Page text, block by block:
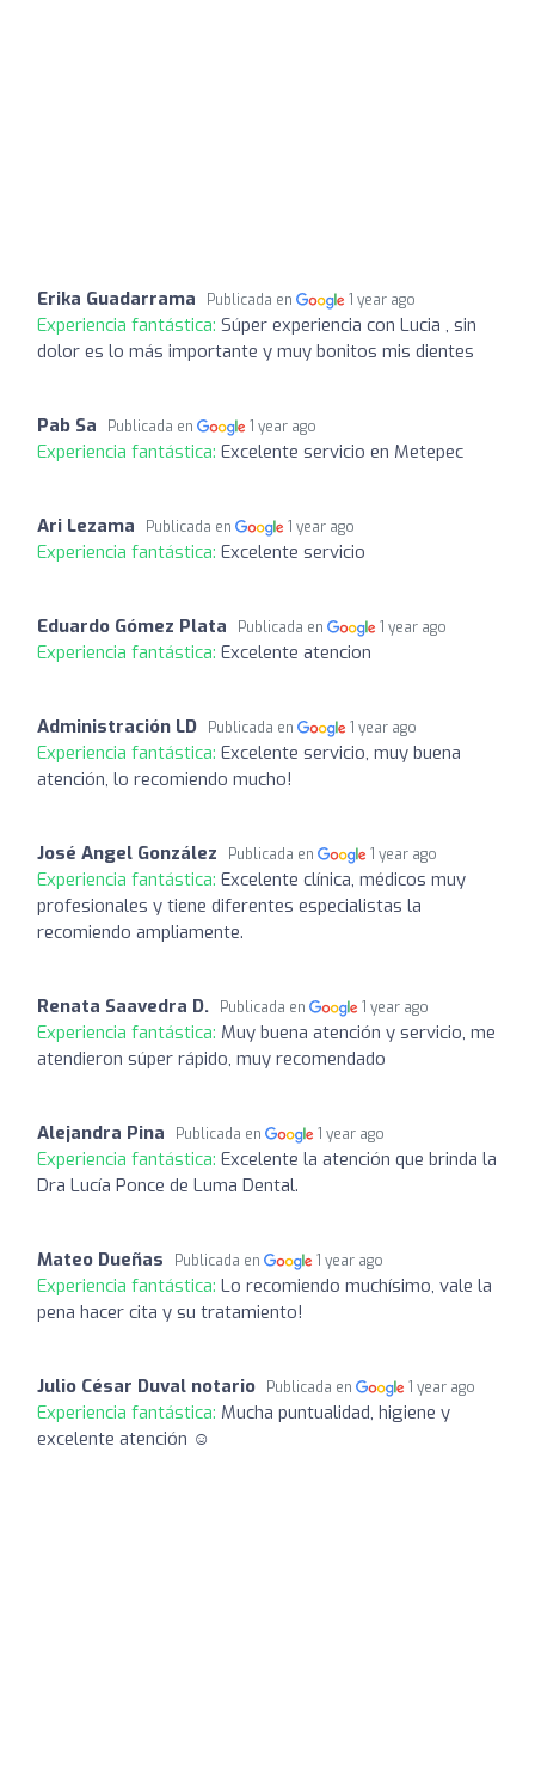
Erika Guadarrama Publicada en 1 year ago
Experiencia fantástica: Súper experiencia con Lucia , sin
dolor es lo más importante y muy bonitos mis dientes
Pab Sa Publicada en 1 year ago
Experiencia fantástica: Excelente servicio en Metepec
Ari Lezama Publicada en 1 year ago
Experiencia fantástica: Excelente servicio
Eduardo Gómez Plata Publicada en 1 year ago
Experiencia fantástica: Excelente atencion
Administración LD Publicada en 1 year ago
Experiencia fantástica: Excelente servicio, muy buena
atención, lo recomiendo mucho!
José Angel González Publicada en 1 year ago
Experiencia fantástica: Excelente clínica, médicos muy
profesionales y tiene diferentes especialistas la
recomiendo ampliamente.
Renata Saavedra D. Publicada en 1 year ago
Experiencia fantástica: Muy buena atención y servicio, me
atendieron súper rápido, muy recomendado
Alejandra Pina Publicada en 1 year ago
Experiencia fantástica: Excelente la atención que brinda la
Dra Lucía Ponce de Luma Dental.
Mateo Dueñas Publicada en 1 year ago
Experiencia fantástica: Lo recomiendo muchísimo, vale la
pena hacer cita y su tratamiento!
Julio César Duval notario Publicada en 1 year ago
Experiencia fantástica: Mucha puntualidad, higiene y
excelente atención ☺️